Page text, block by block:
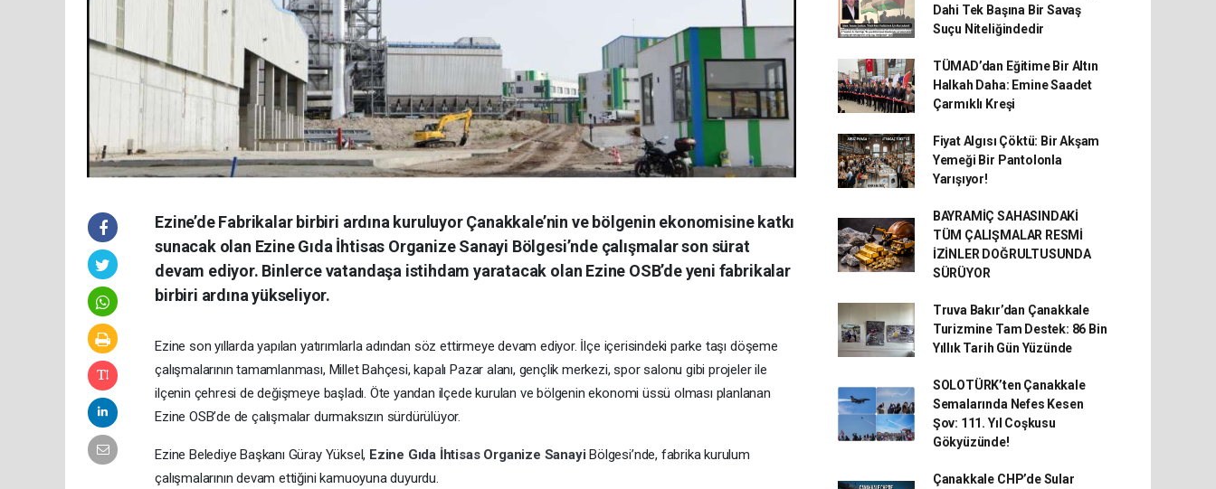
Ezine’de Fabrikalar birbiri ardına kuruluyor Çanakkale’nin ve bölgenin ekonomisine katkı
sunacak olan Ezine Gıda İhtisas Organize Sanayi Bölgesi’nde çalışmalar son sürat
devam ediyor. Binlerce vatandaşa istihdam yaratacak olan Ezine OSB’de yeni fabrikalar
birbiri ardına yükseliyor.
Ezine son yıllarda yapılan yatırımlarla adından söz ettirmeye devam ediyor. İlçe içerisindeki parke taşı döşeme
çalışmalarının tamamlanması, Millet Bahçesi, kapalı Pazar alanı, gençlik merkezi, spor salonu gibi projeler ile
ilçenin çehresi de değişmeye başladı. Öte yandan ilçede kurulan ve bölgenin ekonomi üssü olması planlanan
Ezine OSB’de de çalışmalar durmaksızın sürdürülüyor.
Ezine Belediye Başkanı Güray Yüksel, Ezine Gıda İhtisas Organize SanayiBölgesi’nde, fabrika kurulum
çalışmalarının devam ettiğini kamuoyuna duyurdu.
Dahi Tek Başına Bir Savaş
Suçu Niteliğindedir
TÜMAD’dan Eğitime Bir Altın
Halkah Daha: Emine Saadet
Çarmıklı Kreşi
Fiyat Algısı Çöktü: Bir Akşam
Yemeği Bir Pantolonla
Yarışıyor!
BAYRAMİÇ SAHASINDAKİ
TÜM ÇALIŞMALAR RESMİ
İZİNLER DOĞRULTUSUNDA
SÜRÜYOR
Truva Bakır’dan Çanakkale
Turizmine Tam Destek: 86 Bin
Yıllık Tarih Gün Yüzünde
SOLOTÜRK’ten Çanakkale
Semalarında Nefes Kesen
Şov: 111. Yıl Coşkusu
Gökyüzünde!
Çanakkale CHP’de Sular